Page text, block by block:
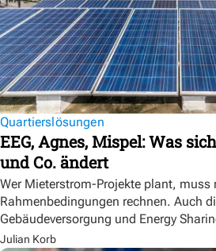
Quartierslösungen
EEG, Agnes, Mispel: Was
und Co. ändert
Wer Mieterstrom-Projekte plant, muss
Rahmenbedingungen rechnen. Auch
Gebäudeversorgung und Energy
Julian Korb